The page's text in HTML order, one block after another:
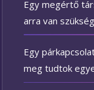
Egy megértő
arra van szükség
Egy
meg tudtok